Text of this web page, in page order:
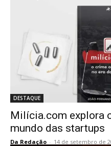
DESTAQUE
Milícia.com explora
mundo das startups
Da Redação - 14 de setembro de